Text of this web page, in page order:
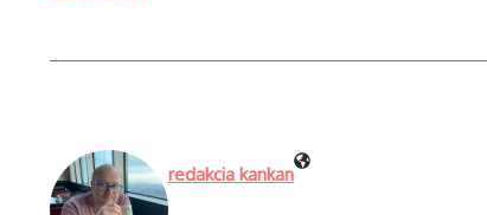
redakcia kankan